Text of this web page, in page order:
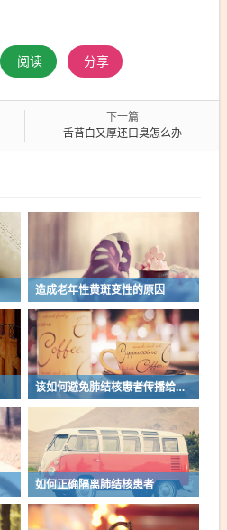
阅读 分享
下一篇
舌苔白又厚还口臭怎么办
造成老年性黄斑变性的原因
该如何避免肺结核患者传播给家人呢
如何正确隔离肺结核患者